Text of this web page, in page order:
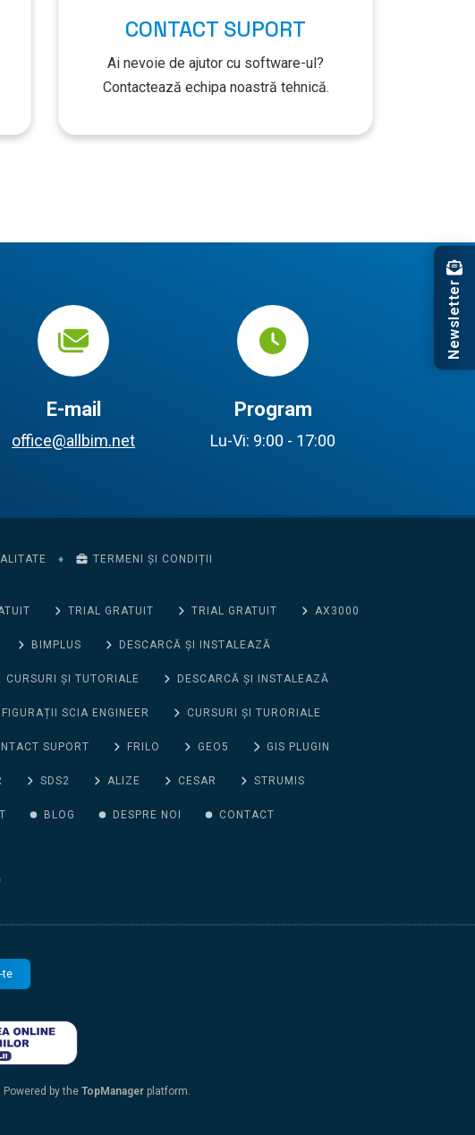
CONTACT SUPORT
Ai nevoie de ajutor cu software-ul?
Contactează echipa noastră tehnică.
E-mail
office@allbim.net
Program
Lu-Vi: 9:00 - 17:00
♦ TERMENI ȘI CONDIȚII
TRIAL GRATUIT TRIAL GRATUIT AX3000
BIMPLUS DESCARCĂ ȘI INSTALEAZĂ
CURSURI ȘI TUTORIALE DESCARCĂ ȘI INSTALEAZĂ
SCIA ENGINEER CURSURI ȘI TURORIALE
SUPORT FRILO GEO5 GIS PLUGIN
SDS2 ALIZE CESAR STRUMIS
BLOG DESPRE NOI CONTACT
te
by the TopManager platform.
Newsletter